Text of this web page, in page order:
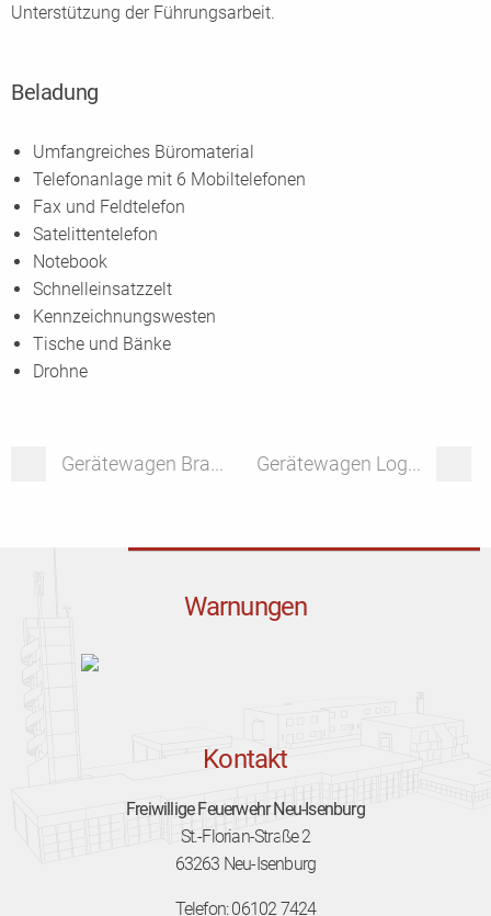
Unterstützung der Führungsarbeit.
Beladung
Umfangreiches Büromaterial
Telefonanlage mit 6 Mobiltelefonen
Fax und Feldtelefon
Satelittentelefon
Notebook
Schnelleinsatzzelt
Kennzeichnungswesten
Tische und Bänke
Drohne
Gerätewagen Bra... Gerätewagen Log...
Warnungen
Kontakt
Freiwillige Feuerwehr Neu-Isenburg
St.-Florian-Straße 2
63263 Neu-Isenburg
Telefon: 06102 7424